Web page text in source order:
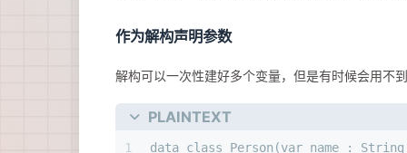
作为解构声明参数
解构可以一次性建好多个变量，但是有时候会用不
PLAINTEXT
1 data class Person(var name :